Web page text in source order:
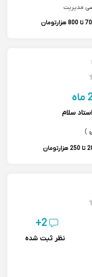
مدیریت
هزارتومان
سلام
)
2+
نظر ثبت شده